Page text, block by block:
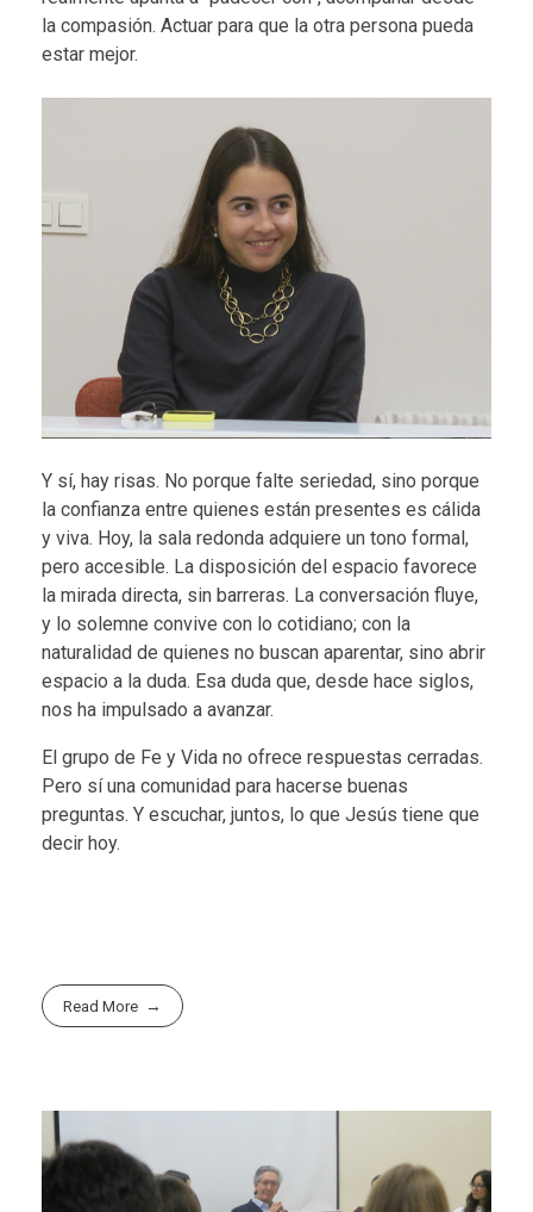
la compasión. Actuar para que la otra persona pueda
estar mejor.
Y sí, hay risas. No porque falte seriedad, sino porque
la confianza entre quienes están presentes es cálida
y viva. Hoy, la sala redonda adquiere un tono formal,
pero accesible. La disposición del espacio favorece
la mirada directa, sin barreras. La conversación fluye,
y lo solemne convive con lo cotidiano; con la
naturalidad de quienes no buscan aparentar, sino abrir
espacio a la duda. Esa duda que, desde hace siglos,
nos ha impulsado a avanzar.
El grupo de Fe y Vida no ofrece respuestas cerradas.
Pero sí una comunidad para hacerse buenas
preguntas. Y escuchar, juntos, lo que Jesús tiene que
decir hoy.
Read More